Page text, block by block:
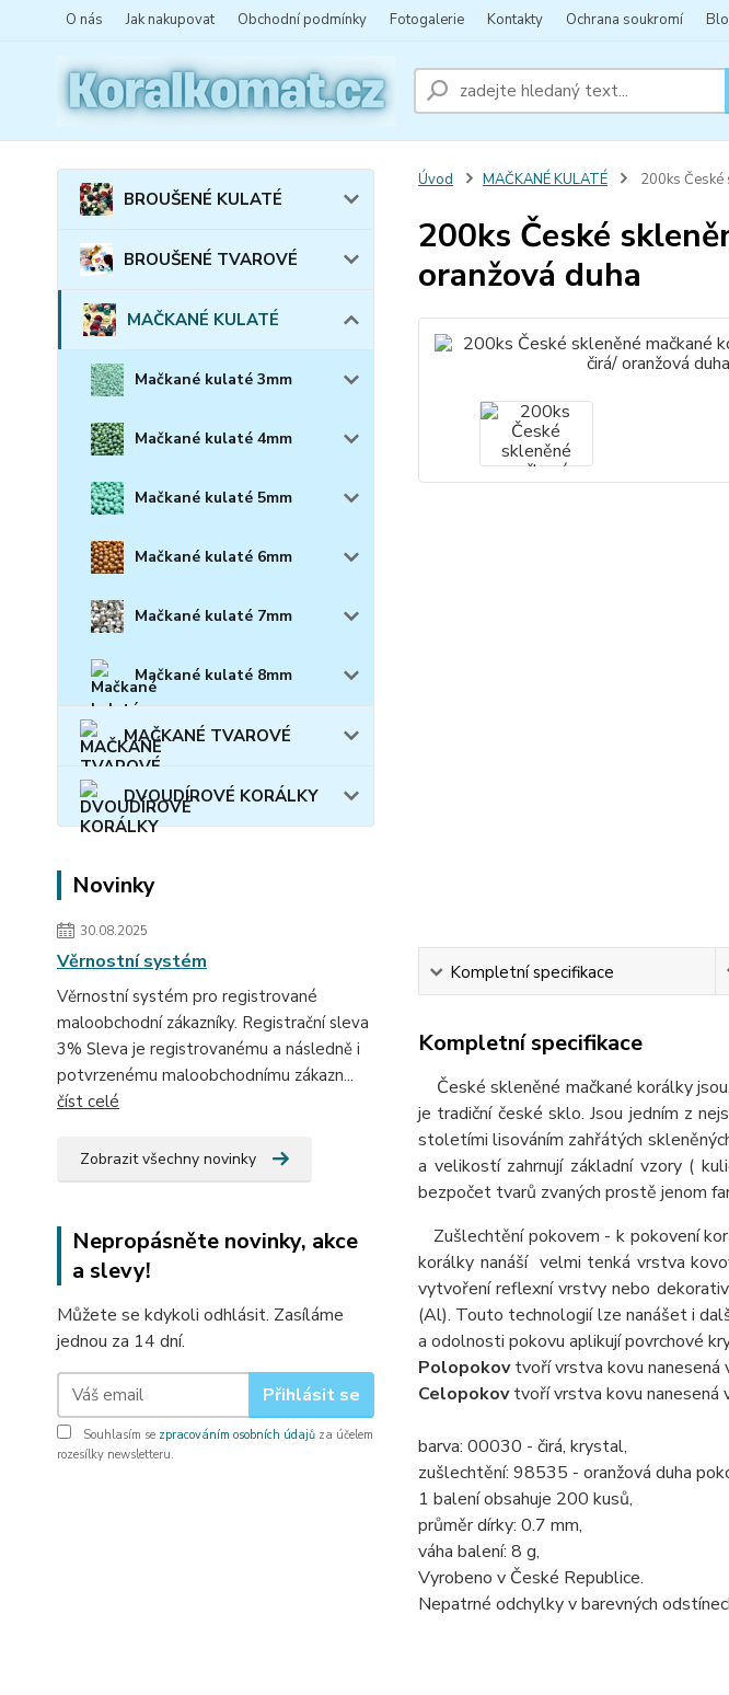
O nás Jak nakupovat Obchodní podmínky Fotogalerie Kontakty Ochrana soukromí
BROUŠENÉ KULATÉ
BROUŠENÉ TVAROVÉ
MAČKANÉ KULATÉ
Mačkané kulaté 3mm
Mačkané kulaté 4mm
Mačkané kulaté 5mm
Mačkané kulaté 6mm
Mačkané kulaté 7mm
Mačkané kulaté 8mm
MAČKANÉ TVAROVÉ
DVOUDÍROVÉ KORÁLKY
Novinky
30.08.2025
Věrnostní systém
Věrnostní systém pro registrované
maloobchodní zákazníky. Registrační sleva
3% Sleva je registrovanému a následně i
potvrzenému maloobchodnímu zákazn...
číst celé
Zobrazit všechny novinky
Nepropásněte novinky, akce
a slevy!
Můžete se kdykoli odhlásit. Zasíláme
jednou za 14 dní.
Přihlásit se
Souhlasím se zpracováním osobních údajů za účelem
rozesílky newsletteru.
Úvod MAČKANÉ KULATÉ 200ks České
200ks České
oranžová duha
Kompletní specifikace
Kompletní specifikace
České skleněné mačkané korálky
je tradiční české sklo. Jsou jedním z
stoletími lisováním zahřátých
a velikostí zahrnují základní vzory (
bezpočet tvarů zvaných prostě jenom
Zušlechtění pokovem - k pokovení
korálky nanáší velmi tenká vrstva
vytvoření reflexní vrstvy nebo
(Al). Touto technologií lze nanášet i
a odolnosti pokovu aplikují povrchové
Polopokovtvoří vrstva kovu nanesená
Celopokovtvoří vrstva kovu nanesená
barva: 00030 - čirá, krystal,
zušlechtění: 98535 - oranžová duha
1 balení obsahuje 200 kusů,
průměr dírky: 0.7 mm,
váha balení: 8 g,
Vyrobeno v České Republice.
Nepatrné odchylky v barevných